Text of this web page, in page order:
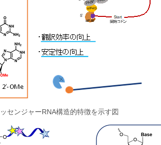
センジャーRNA構造的特徴を示す図